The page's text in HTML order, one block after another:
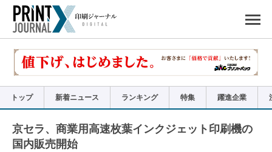
で
リ
トップ 新着ニュース ランキング 特集 躍進企業
京セラ、商業用高速枚葉インクジェット印刷機の
国内販売開始